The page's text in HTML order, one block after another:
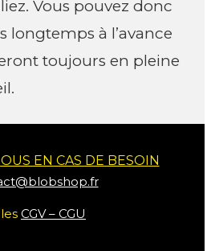
Vous pouvez donc
longtemps à l’avance
toujours en pleine
EN CAS DE BESOIN
CGV – CGU